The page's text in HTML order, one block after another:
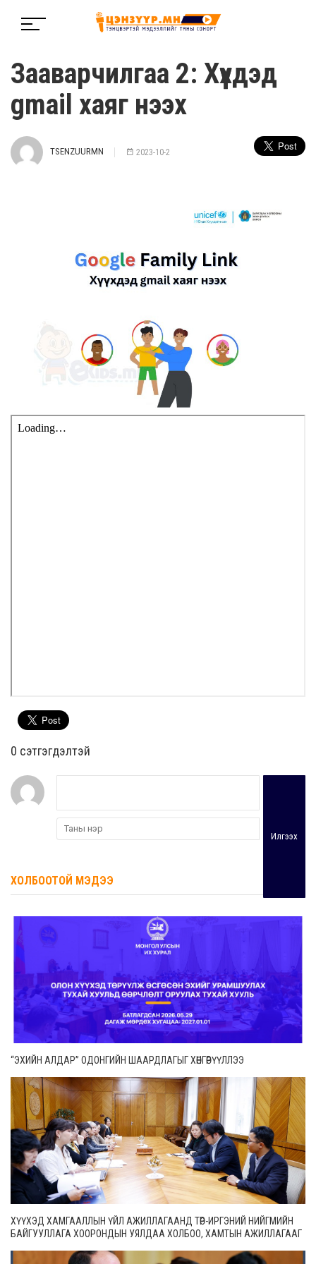
Зааварчилгаа 2: Хүүхдэд
gmail хаяг нээх
TSENZUURMN 2023-10-2
0 cэтгэгдэлтэй
Илгээх
ХОЛБООТОЙ МЭДЭЭ
“ЭХИЙН АЛДАР” ОДОНГИЙН ШААРДЛАГЫГ ХӨНГӨРҮҮЛЛЭЭ
ХҮҮХЭД ХАМГААЛЛЫН ҮЙЛ АЖИЛЛАГААНД ТӨР-ИРГЭНИЙ НИЙГМИЙН
БАЙГУУЛЛАГА ХООРОНДЫН УЯЛДАА ХОЛБОО, ХАМТЫН АЖИЛЛАГААГ